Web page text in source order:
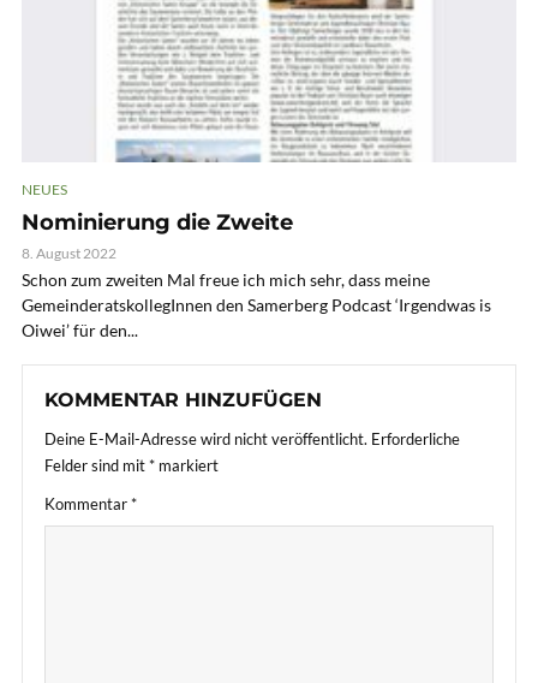
NEUES
Nominierung die Zweite
8. August 2022
Schon zum zweiten Mal freue ich mich sehr, dass meine
GemeinderatskollegInnen den Samerberg Podcast ‘Irgendwas is
Oiwei’ für den...
KOMMENTAR HINZUFÜGEN
Deine E-Mail-Adresse wird nicht veröffentlicht. Erforderliche
Felder sind mit* markiert
Kommentar*